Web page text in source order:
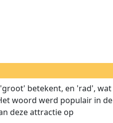
betekent, en 'rad', wat
woord werd populair in de
deze attractie op